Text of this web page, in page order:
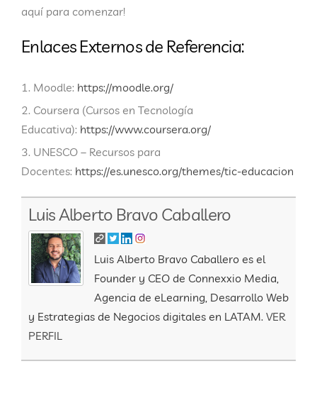
aquí para comenzar!
Enlaces Externos de Referencia:
Moodle: https://moodle.org/
Coursera (Cursos en Tecnología
Educativa): https://www.coursera.org/
UNESCO – Recursos para
Docentes: https://es.unesco.org/themes/tic-educacion
Luis Alberto Bravo Caballero
Luis Alberto Bravo Caballero es el
Founder y CEO de Connexxio Media,
Agencia de eLearning, Desarrollo Web
y Estrategias de Negocios digitales en LATAM. VER
PERFIL